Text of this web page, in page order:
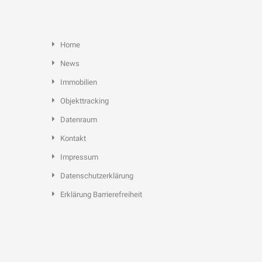
Home
News
Immobilien
Objekttracking
Datenraum
Kontakt
Impressum
Datenschutzerklärung
Erklärung Barrierefreiheit